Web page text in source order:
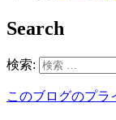
Search
検索:
このブログのプラ